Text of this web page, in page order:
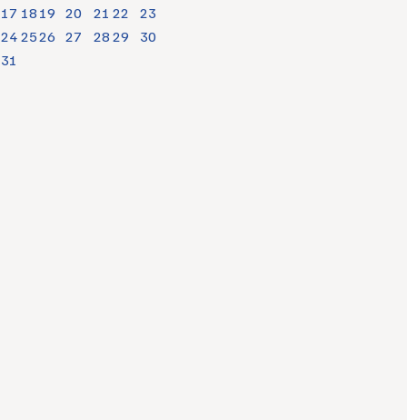
17 18 19 20 21 22
23
24 2526 27 28 29
30
31